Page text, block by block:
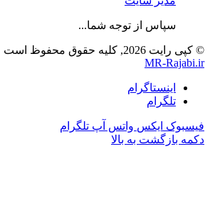
سپاس از توجه شما...
© کپی رایت 2026, کلیه حقوق محفوظ است |
MR-Rajabi.ir
اینستاگرام
تلگرام
فیسبوک ایکس واتس آپ تلگرام
دکمه بازگشت به بالا